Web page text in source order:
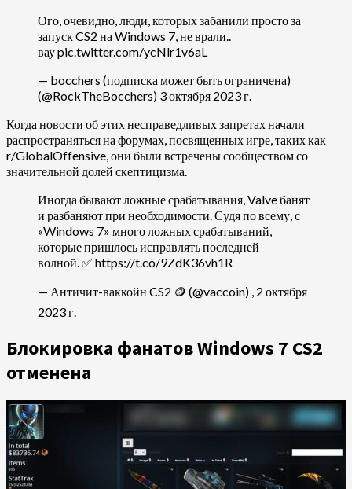
Ого, очевидно, люди, которых забанили просто за
запуск CS2 на Windows 7, не врали..
вау pic.twitter.com/ycNlr1v6aL
— bocchers (подписка может быть ограничена)
(@RockTheBocchers) 3 октября 2023 г.
Когда новости об этих несправедливых запретах начали
распространяться на форумах, посвященных игре, таких как
r/GlobalOffensive, они были встречены сообществом со
значительной долей скептицизма.
Иногда бывают ложные срабатывания, Valve банят
и разбаняют при необходимости. Судя по всему, с
«Windows 7» много ложных срабатываний,
которые пришлось исправлять последней
волной. ✅ https://t.co/9ZdK36vh1R
— Античит-ваккойн CS2 🪙 (@vaccoin) , 2 октября
2023 г.
Блокировка фанатов Windows 7 CS2
отменена